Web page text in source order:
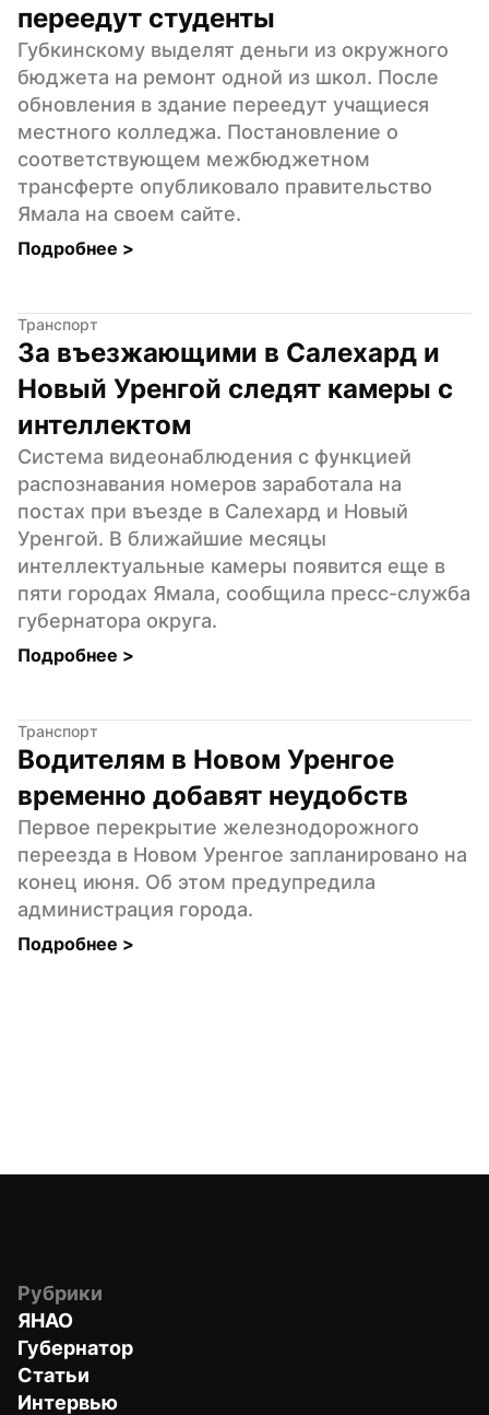
переедут студенты
Губкинскому выделят деньги из окружного
бюджета на ремонт одной из школ. После
обновления в здание переедут учащиеся
местного колледжа. Постановление о
соответствующем межбюджетном
трансферте опубликовало правительство
Ямала на своем сайте.
Подробнее >
Транспорт
За въезжающими в Салехард и
Новый Уренгой следят камеры с
интеллектом
Система видеонаблюдения с функцией
распознавания номеров заработала на
постах при въезде в Салехард и Новый
Уренгой. В ближайшие месяцы
интеллектуальные камеры появится еще в
пяти городах Ямала, сообщила пресс-служба
губернатора округа.
Подробнее >
Транспорт
Водителям в Новом Уренгое
временно добавят неудобств
Первое перекрытие железнодорожного
переезда в Новом Уренгое запланировано на
конец июня. Об этом предупредила
администрация города.
Подробнее >
Рубрики
ЯНАО
Губернатор
Статьи
Интервью